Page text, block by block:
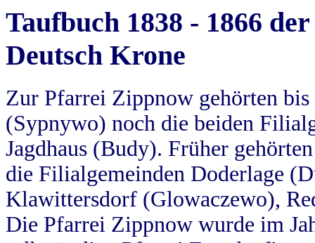
Taufbuch 1838 - 1866
Deutsch Krone
Zur Pfarrei Zippnow gehörten
(Sypnywo) noch die beiden
Jagdhaus (Budy). Früher
die Filialgemeinden Doderlage
Klawittersdorf (Glowaczewo),
Die Pfarrei Zippnow wurde im